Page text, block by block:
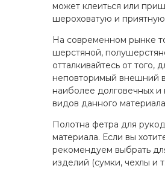
может клеиться или
шероховатую и
На современном рынке
шерстяной,
отталкивайтесь от
неповторимый внешний
наиболее долговечных
видов данного
Полотна фетра для
материала. Если вы
рекомендуем выбрать
изделий (сумки, чехлы и